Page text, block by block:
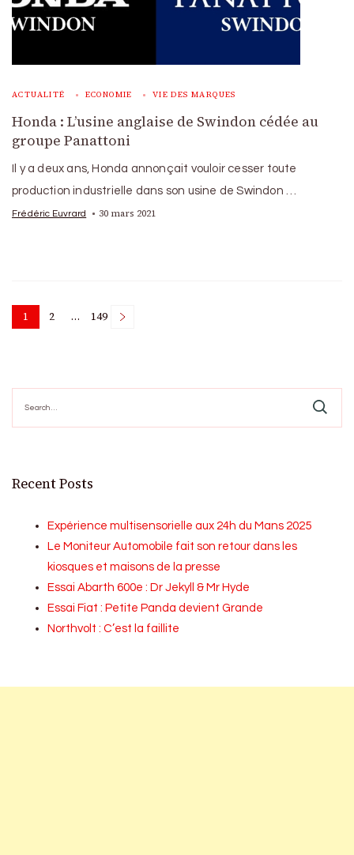
ACTUALITÉ ECONOMIE VIE DES MARQUES
Honda : L’usine anglaise de Swindon cédée au
groupe Panattoni
Il y a deux ans, Honda annonçait vouloir cesser toute
production industrielle dans son usine de Swindon …
Frédéric Euvrard 30 mars 2021
Posts
Page
1 Page
2 … Page
149
for:
Recent Posts
Expérience multisensorielle aux 24h du Mans 2025
Le Moniteur Automobile fait son retour dans les
kiosques et maisons de la presse
Essai Abarth 600e : Dr Jekyll & Mr Hyde
Essai Fiat : Petite Panda devient Grande
Northvolt : C’est la faillite